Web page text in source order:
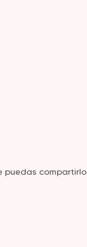
puedas compartirlo